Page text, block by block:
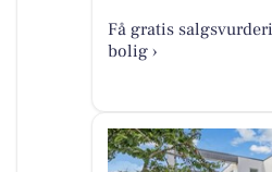
Få gratis
bolig ›